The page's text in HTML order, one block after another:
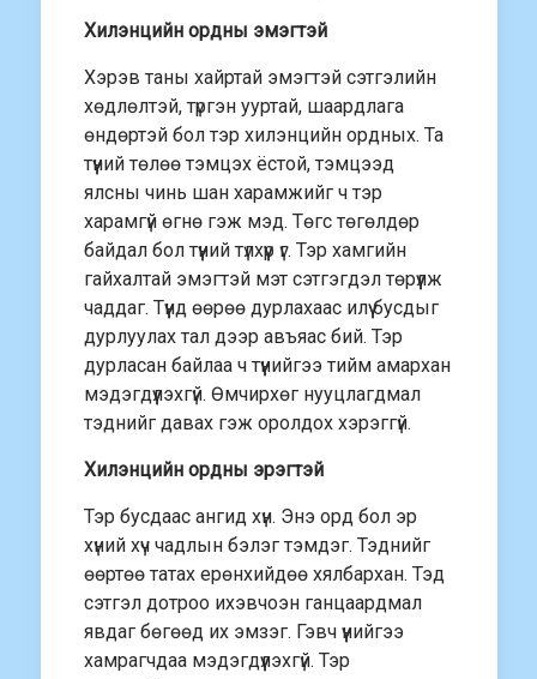
Хилэнцийн ордны эмэгтэй
Хэрэв таны хайртай эмэгтэй сэтгэлийн
хөдлөлтэй, түргэн ууртай, шаардлага
өндөртэй бол тэр хилэнцийн ордных. Та
түүний төлөө тэмцэх ёстой, тэмцээд
ялсны чинь шан харамжийг ч тэр
харамгүй өгнө гэж мэд. Төгс төгөлдөр
байдал бол түүний түлхүүр үг. Тэр хамгийн
гайхалтай эмэгтэй мэт сэтгэгдэл төрүүлж
чаддаг. Түүнд өөрөө дурлахаас илүү бусдыг
дурлуулах тал дээр авъяас бий. Тэр
дурласан байлаа ч түүнийгээ тийм амархан
мэдэгдүүлэхгүй. Өмчирхөг нууцлагдмал
тэднийг давах гэж оролдох хэрэггүй.
Хилэнцийн ордны эрэгтэй
Тэр бусдаас ангид хүн. Энэ орд бол эр
хүний хүч чадлын бэлэг тэмдэг. Тэднийг
өөртөө татах ерөнхийдөө хялбархан. Тэд
сэтгэл дотроо ихэвчоэн ганцаардмал
явдаг бөгөөд их эмзэг. Гэвч үүнийгээ
хамрагчдаа мэдэгдүүлэхгүй. Тэр